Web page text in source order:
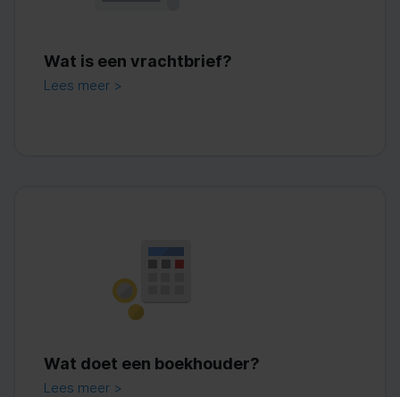
Wat is een vrachtbrief?
Lees meer >
Wat doet een boekhouder?
Lees meer >